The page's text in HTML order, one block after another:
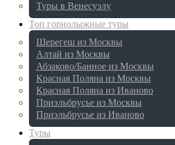
Туры в Венесуэлу
Топ горнолыжные туры
Шерегеш из Москвы
Алтай из Москвы
Абзаково/Банное из Москвы
Красная Поляна из Москвы
Красная Поляна из Иваново
Приэльбрусье из Москвы
Приэльбрусье из Иваново
Туры